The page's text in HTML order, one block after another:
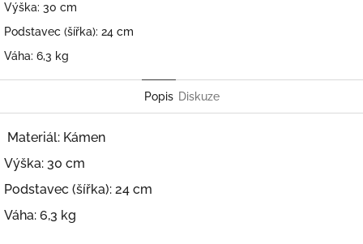
Výška: 30 cm
Podstavec (šířka): 24 cm
Váha: 6,3 kg
Popis Diskuze
Materiál: Kámen
Výška: 30 cm
Podstavec (šířka): 24 cm
Váha: 6,3 kg